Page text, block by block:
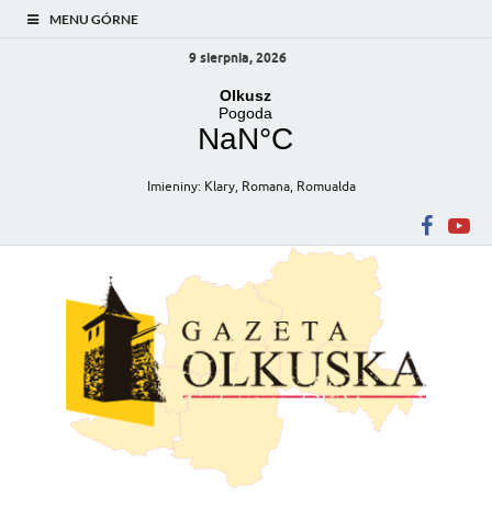
MENU GÓRNE
9 sierpnia, 2026
Imieniny: Klary, Romana, Romualda
Gazeta Olkuska